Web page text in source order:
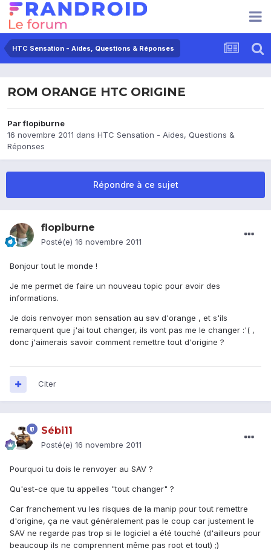
HTC Sensation - Aides, Questions & Réponses
ROM ORANGE HTC ORIGINE
Parflopiburne
16 novembre 2011 dans HTC Sensation - Aides, Questions &
Réponses
Répondre à ce sujet
flopiburne
Posté(e) 16 novembre 2011
Bonjour tout le monde !
Je me permet de faire un nouveau topic pour avoir des
informations.
Je dois renvoyer mon sensation au sav d'orange , et s'ils
remarquent que j'ai tout changer, ils vont pas me le changer :'( ,
donc j'aimerais savoir comment remettre tout d'origine ?
Citer
Sébi11
Posté(e) 16 novembre 2011
Pourquoi tu dois le renvoyer au SAV ?
Qu'est-ce que tu appelles "tout changer" ?
Car franchement vu les risques de la manip pour tout remettre
d'origine, ça ne vaut généralement pas le coup car justement le
SAV ne regarde pas trop si le logiciel a été touché (d'ailleurs pour
beaucoup ils ne comprennent même pas root et tout) ;)